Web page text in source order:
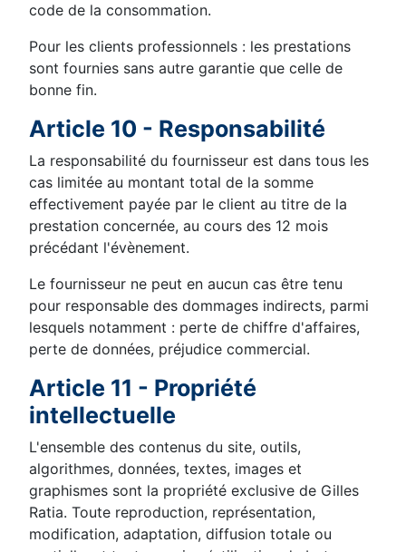
code de la consommation.
Pour les clients professionnels : les prestations
sont fournies sans autre garantie que celle de
bonne fin.
Article 10 - Responsabilité
La responsabilité du fournisseur est dans tous les
cas limitée au montant total de la somme
effectivement payée par le client au titre de la
prestation concernée, au cours des 12 mois
précédant l'évènement.
Le fournisseur ne peut en aucun cas être tenu
pour responsable des dommages indirects, parmi
lesquels notamment : perte de chiffre d'affaires,
perte de données, préjudice commercial.
Article 11 - Propriété
intellectuelle
L'ensemble des contenus du site, outils,
algorithmes, données, textes, images et
graphismes sont la propriété exclusive de Gilles
Ratia. Toute reproduction, représentation,
modification, adaptation, diffusion totale ou